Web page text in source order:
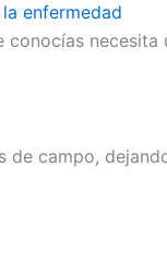
enfermedad
campo,